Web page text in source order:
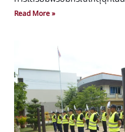
Read More »